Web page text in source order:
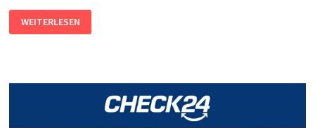
10
UND
MINIDV-
WEITERLESEN